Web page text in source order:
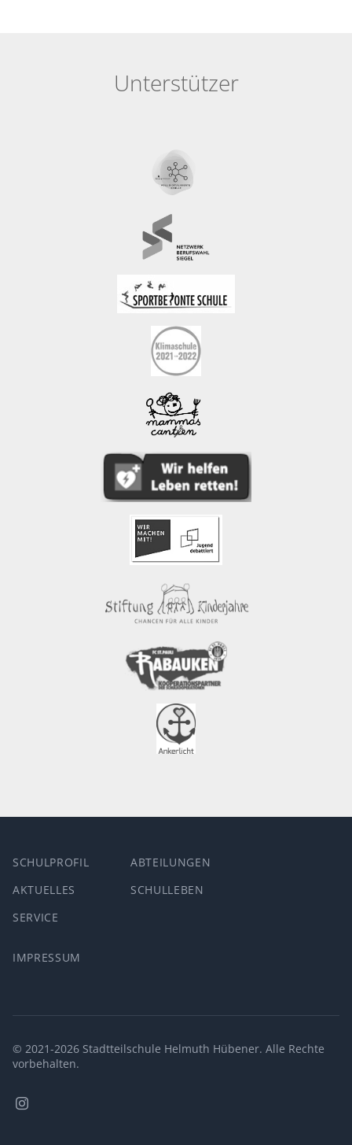
Unterstützer
SCHULPROFIL
ABTEILUNGEN
AKTUELLES
SCHULLEBEN
SERVICE
IMPRESSUM
© 2021-2026 Stadtteilschule Helmuth Hübener. Alle Rechte
vorbehalten.
Stadtteilschule